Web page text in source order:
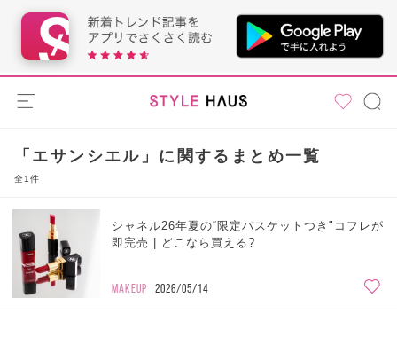
「エサンシエル」に関するまとめ一覧
全1件
シャネル26年夏の“限定バスケットつき"コフレが
即完売 | どこなら買える?
MAKEUP 2026/05/14